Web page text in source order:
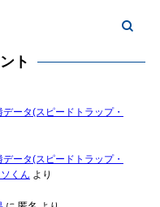
ト
ータ(スピードトラップ・
ータ(スピードトラップ・
くん より